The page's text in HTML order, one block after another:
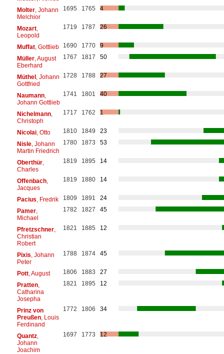
Molter, Johann
Melchior
1695 1765 4
Mozart,
Leopold
1719 1787 26
Muffat, Gottlieb 1690 1770
9
Müller, August
Eberhard
1767 1817 50
Müthel, Johann
Gottfried
1728 1788 27
Naumann,
Johann Gottlieb
1741 1801 40
Nichelmann,
Christoph
1717 1762 1
Nicolai, Otto 1810 1849
23
Nisle, Johann
Martin Friedrich
1780 1873 53
Oberthür,
Charles
1819 1895 14
Offenbach,
Jacques
1819 1880 14
Pacius , Fredrik 1809 1891
24
Pamer,
Michael
1782 1827 45
Pfretzschner,
Christian
Robert
1821 1885 12
Pixis , Johann
Peter
1788 1874 45
Pott, August 1806 1883
27
Pratten,
Catharina
Josepha
1821 1895 12
Prinz von
Preußen, Louis
Ferdinand
1772 1806 34
Quantz,
Johann
Joachim
1697 1773 12